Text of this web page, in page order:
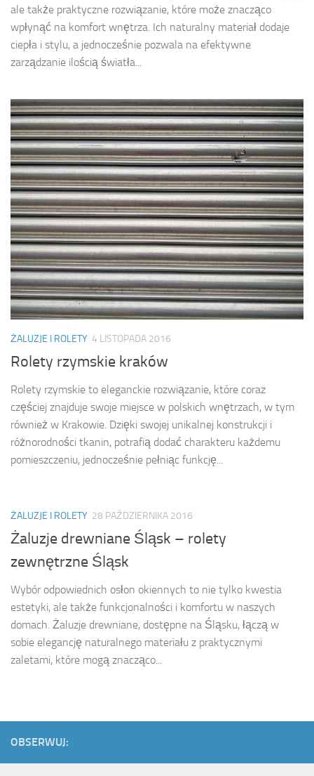
ale także praktyczne rozwiązanie, które może znacząco
wpłynąć na komfort wnętrza. Ich naturalny materiał dodaje
ciepła i stylu, a jednocześnie pozwala na efektywne
zarządzanie ilością światła...
ŻALUZJE I ROLETY 4 LISTOPADA 2016
Rolety rzymskie kraków
Rolety rzymskie to eleganckie rozwiązanie, które coraz
częściej znajduje swoje miejsce w polskich wnętrzach, w tym
również w Krakowie. Dzięki swojej unikalnej konstrukcji i
różnorodności tkanin, potrafią dodać charakteru każdemu
pomieszczeniu, jednocześnie pełniąc funkcję...
ŻALUZJE I ROLETY 28 PAŹDZIERNIKA 2016
Żaluzje drewniane Śląsk – rolety
zewnętrzne Śląsk
Wybór odpowiednich osłon okiennych to nie tylko kwestia
estetyki, ale także funkcjonalności i komfortu w naszych
domach. Żaluzje drewniane, dostępne na Śląsku, łączą w
sobie elegancję naturalnego materiału z praktycznymi
zaletami, które mogą znacząco...
OBSERWUJ: